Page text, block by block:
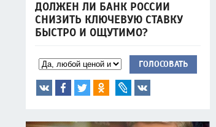
ДОЛЖЕН ЛИ БАНК РОССИИ
СНИЗИТЬ КЛЮЧЕВУЮ СТАВКУ
БЫСТРО И ОЩУТИМО?
ГОЛОСОВАТЬ